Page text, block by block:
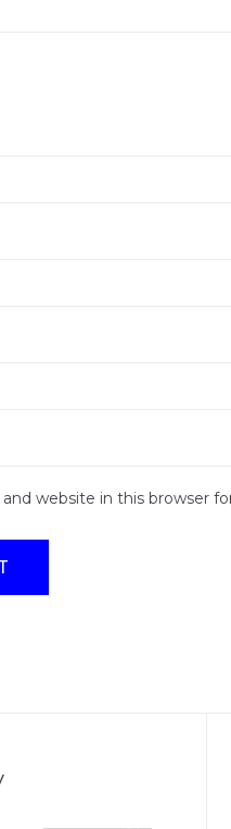
and website in this browser